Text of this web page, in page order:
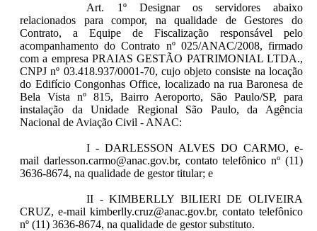
Art. 1º Designar os servidores abaixo
relacionados para compor, na qualidade de Gestores do
Contrato, a Equipe de Fiscalização responsável pelo
acompanhamento do Contrato nº 025/ANAC/2008, firmado
com a empresa PRAIAS GESTÃO PATRIMONIAL LTDA.,
CNPJ nº 03.418.937/0001-70, cujo objeto consiste na locação
do Edifício Congonhas Office, localizado na rua Baronesa de
Bela Vista nº 815, Bairro Aeroporto, São Paulo/SP, para
instalação da Unidade Regional São Paulo, da Agência
Nacional de Aviação Civil - ANAC:
I - DARLESSON ALVES DO CARMO, e-
mail darlesson.carmo@anac.gov.br, contato telefônico nº (11)
3636-8674, na qualidade de gestor titular; e
II - KIMBERLLY BILIERI DE OLIVEIRA
CRUZ, e-mail kimberlly.cruz@anac.gov.br, contato telefônico
nº (11) 3636-8674, na qualidade de gestor substituto.